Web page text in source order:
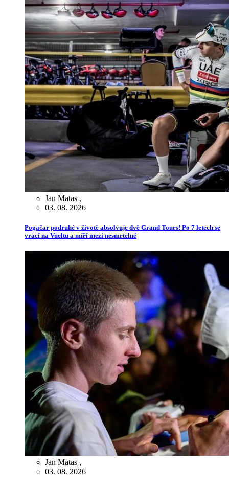
Jan Matas ,
03. 08. 2026
Pogačar podruhé v životě absolvuje dvě Grand Tours! Po 7 letech se
vrací na Vueltu a míří mezi nesmrtelné
Jan Matas ,
03. 08. 2026